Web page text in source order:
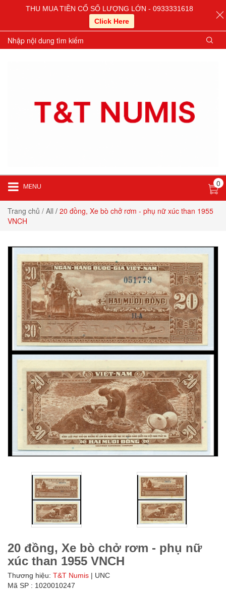
MENU 0
Trang chủ / All / 20 đồng, Xe bò chở rơm - phụ nữ xúc than 1955
VNCH
20 đồng, Xe bò chở rơm - phụ nữ
xúc than 1955 VNCH
Thương hiệu: T&T Numis | UNC
Mã SP : 1020010247
THU MUA TIỀN CỔ SỐ LƯỢNG LỚN - 0933331618
Click Here